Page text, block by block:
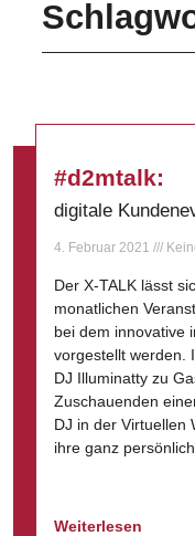
#d2mtalk:
digitale
4. Februar 2021
Der X-TALK lässt
monatlichen
bei dem innovative
vorgestellt werden.
DJ Illuminatty zu
Zuschauenden
DJ in der Virtuellen
ihre ganz
Weiterlesen